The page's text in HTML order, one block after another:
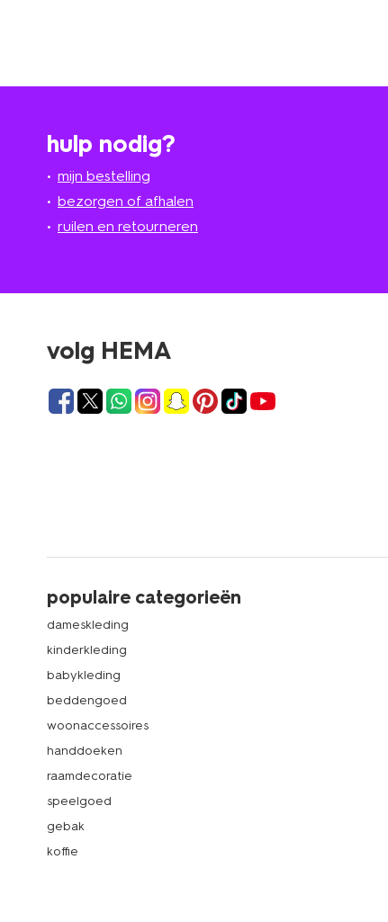
hulp nodig?
mijn bestelling
bezorgen of afhalen
ruilen en retourneren
volg HEMA
populaire categorieën
dameskleding
kinderkleding
babykleding
beddengoed
woonaccessoires
handdoeken
raamdecoratie
speelgoed
gebak
koffie